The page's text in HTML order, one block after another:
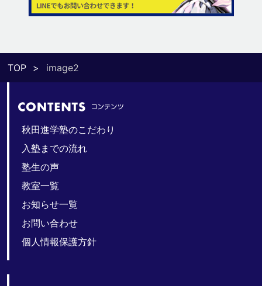
TOP image2
秋田進学塾のこだわり
入塾までの流れ
塾生の声
教室一覧
お知らせ一覧
お問い合わせ
個人情報保護方針